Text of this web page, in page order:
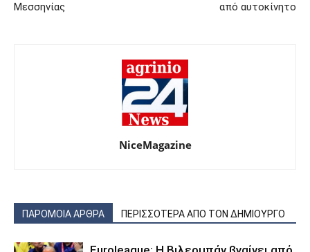
Μεσσηνίας
από αυτοκίνητο
NiceMagazine
ΠΑΡΟΜΟΙΑ ΑΡΘΡΑ ΠΕΡΙΣΣΟΤΕΡΑ ΑΠΟ ΤΟΝ ΔΗΜΙΟΥΡΓΟ